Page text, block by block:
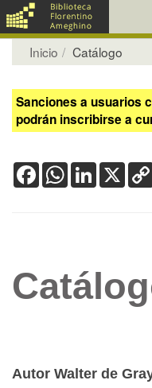
Inicio Catálogo
Sanciones a usuarios
podrán inscribirse a
FacebookWhatsApp
LinkedIn
X
Autor Walter de